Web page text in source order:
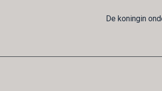
De koningin